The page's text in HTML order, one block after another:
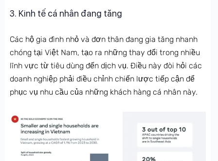
3. Kinh tế cá nhân đang tăng
Các hộ gia đình nhỏ và đơn thân đang gia tăng nhanh
chóng tại Việt Nam, tạo ra những thay đổi trong nhiều
lĩnh vực từ tiêu dùng đến dịch vụ. Điều này đòi hỏi các
doanh nghiệp phải điều chỉnh chiến lược tiếp cận để
phục vụ nhu cầu của những khách hàng cá nhân này.